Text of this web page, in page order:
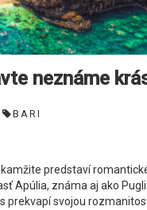
neznáme
BARI
predstaví
Apúlia, známa aj ako
prekvapí svojou